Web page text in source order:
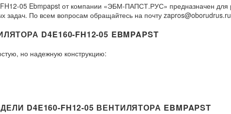
05 Ebmpapst от компании «ЭБМ-ПАПСТ.РУС» предназначен
По всем вопросам обращайтесь на почту
D4E160-FH12-05 EBMPAPST
но надежную конструкцию:
D4E160-FH12-05 ВЕНТИЛЯТОРА EBMPAPST